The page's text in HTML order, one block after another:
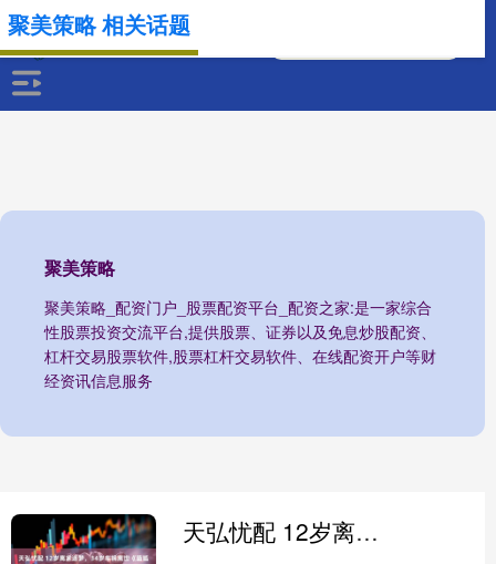
聚美策略
聚美策略_配资门户_股票配资平台_配资之家:是一家综合
性股票投资交流平台,提供股票、证券以及免息炒股配资、
杠杆交易股票软件,股票杠杆交易软件、在线配资开户等财
经资讯信息服务
聚美策略 相关话题
天弘忧配 12岁离家逐梦，34岁车祸离世《蓝狐》刘丹的扮演者，藏着太多遗憾